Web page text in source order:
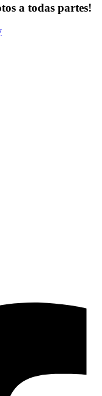
a todas partes!